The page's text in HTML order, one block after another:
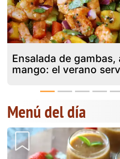
Ensalada de gambas,
mango: el verano
Menú del día